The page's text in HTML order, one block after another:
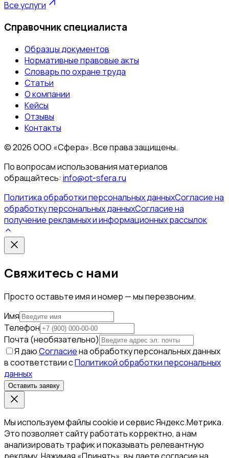
Все услуги
Справочник специалиста
Образцы документов
Нормативные правовые акты
Словарь по охране труда
Статьи
О компании
Кейсы
Отзывы
Контакты
©2026ООО «Сфера». Все права защищены.
По вопросам использования материалов
обращайтесь: info@ot-sfera.ru
Политика обработки персональных данныхСогласие на
обработку персональных данныхСогласие на
получение рекламных и информационных рассылок
Свяжитесь с нами
Просто оставьте имя и номер — мы перезвоним.
Имя
Телефон
Почта (необязательно)
Я даюСогласиена обработку персональных данных
в соответствии сПолитикой обработки персональных
данных
Оставить заявку
Мы используем файлы cookie и сервис Яндекс.Метрика.
Это позволяет сайту работать корректно, а нам
анализировать трафик и показывать релевантную